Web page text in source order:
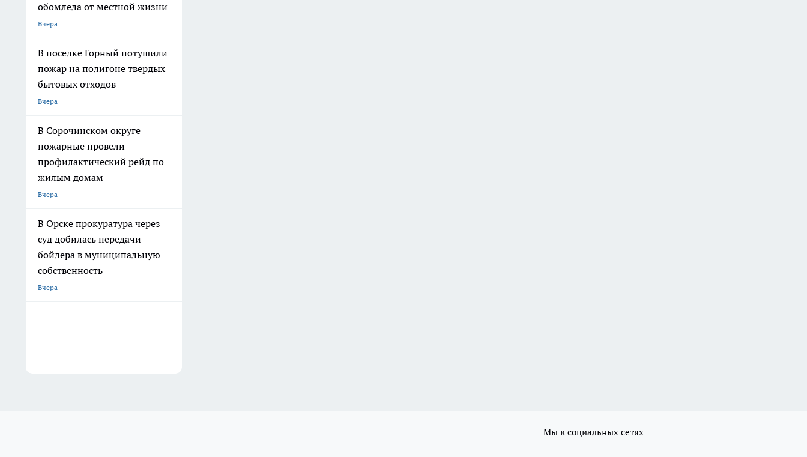
обомлела от местной жизни
Вчера
В поселке Горный потушили
пожар на полигоне твердых
бытовых отходов
Вчера
В Сорочинском округе
пожарные провели
профилактический рейд по
жилым домам
Вчера
В Орске прокуратура через
суд добилась передачи
бойлера в муниципальную
собственность
Вчера
Мы в социальных сетях